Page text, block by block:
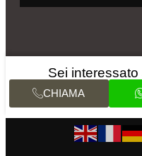
Sei
CHIAMA